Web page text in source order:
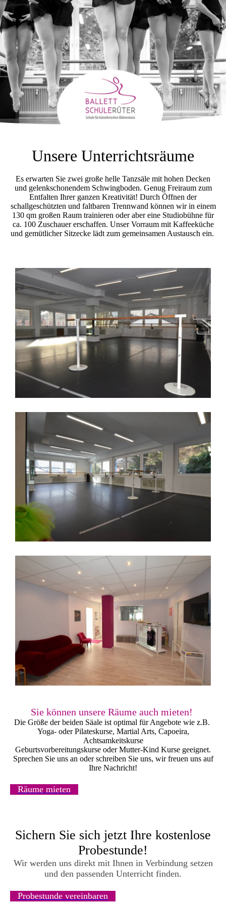
Unsere Unterrichtsräume
Es erwarten Sie zwei große helle Tanzsäle mit hohen Decken
und gelenkschonendem Schwingboden. Genug Freiraum zum
Entfalten Ihrer ganzen Kreativität! Durch Öffnen der
schallgeschützten und faltbaren Trennwand können wir in einem
130 qm großen Raum trainieren oder aber eine Studiobühne für
ca. 100 Zuschauer erschaffen. Unser Vorraum mit Kaffeeküche
und gemütlicher Sitzecke lädt zum gemeinsamen Austausch ein.
Sie können unsere Räume auch mieten!
Die Größe der beiden Säale ist optimal für Angebote wie z.B.
Yoga- oder Pilateskurse, Martial Arts, Capoeira,
Achtsamkeitskurse
Geburtsvorbereitungskurse oder Mutter-Kind Kurse geeignet.
Sprechen Sie uns an oder schreiben Sie uns, wir freuen uns auf
Ihre Nachricht!
Räume mieten
Sichern Sie sich jetzt Ihre kostenlose
Probestunde!
Wir werden uns direkt mit Ihnen in Verbindung setzen
und den passenden Unterricht finden.
Probestunde vereinbaren